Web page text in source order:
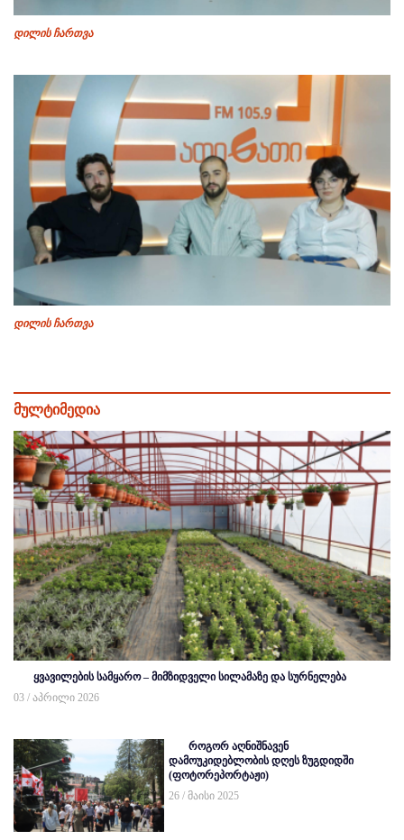
დილის ჩართვა
დილის ჩართვა
მულტიმედია
ყვავილების სამყარო – მიმზიდველი სილამაზე და სურნელება
03 / აპრილი 2026
როგორ აღნიშნავენ
დამოუკიდებლობის დღეს ზუგდიდში
(ფოტორეპორტაჟი)
26 / მაისი 2025